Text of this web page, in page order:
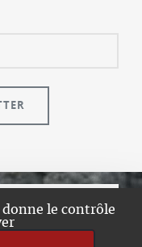
donne le contrôle